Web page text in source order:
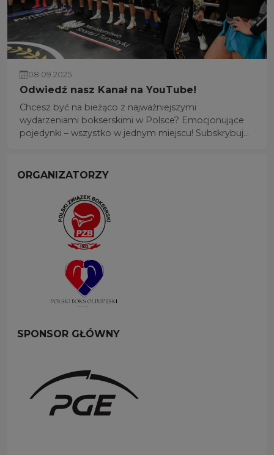
08.09.2025
Odwiedź nasz Kanał na YouTube!
Chcesz być na bieżąco z najważniejszymi
wydarzeniami bokserskimi w Polsce? Emocjonujące
pojedynki – wszystko w jednym miejscu! Subskrybuj
ORGANIZATORZY
SPONSOR GŁÓWNY